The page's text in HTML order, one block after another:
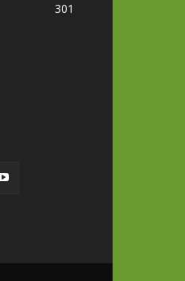
301